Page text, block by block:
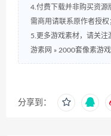
4.付费下载并非购买资源
需商用请联系原作者授权
5.更多游戏素材，请关注
游素网 » 2000套像素游
分享到：